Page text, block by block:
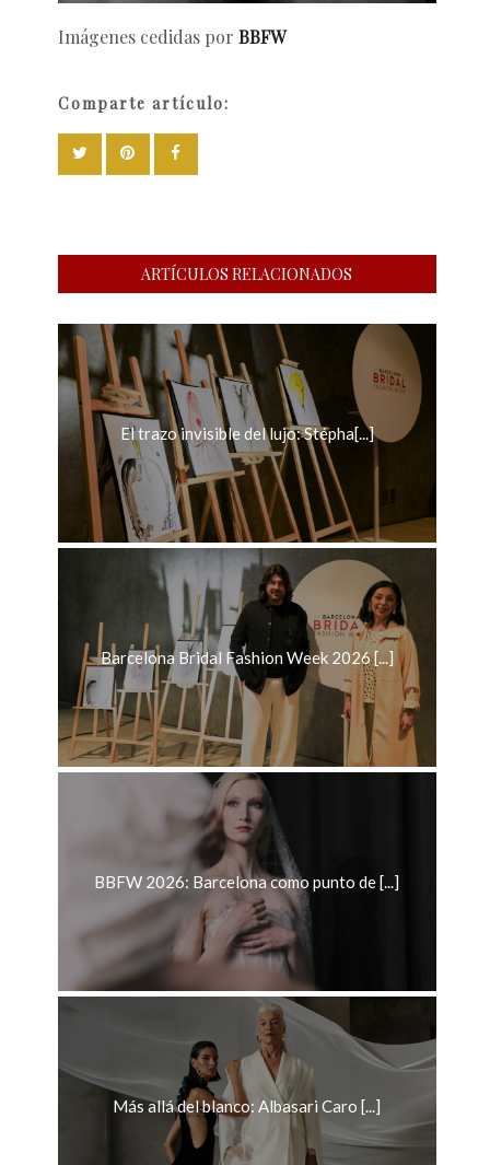
Imágenes cedidas por BBFW
Comparte artículo:
ARTÍCULOS RELACIONADOS
El trazo invisible del lujo: Stépha[...]
Barcelona Bridal Fashion Week 2026 [...]
BBFW 2026: Barcelona como punto de [...]
Más allá del blanco: Albasari Caro [...]